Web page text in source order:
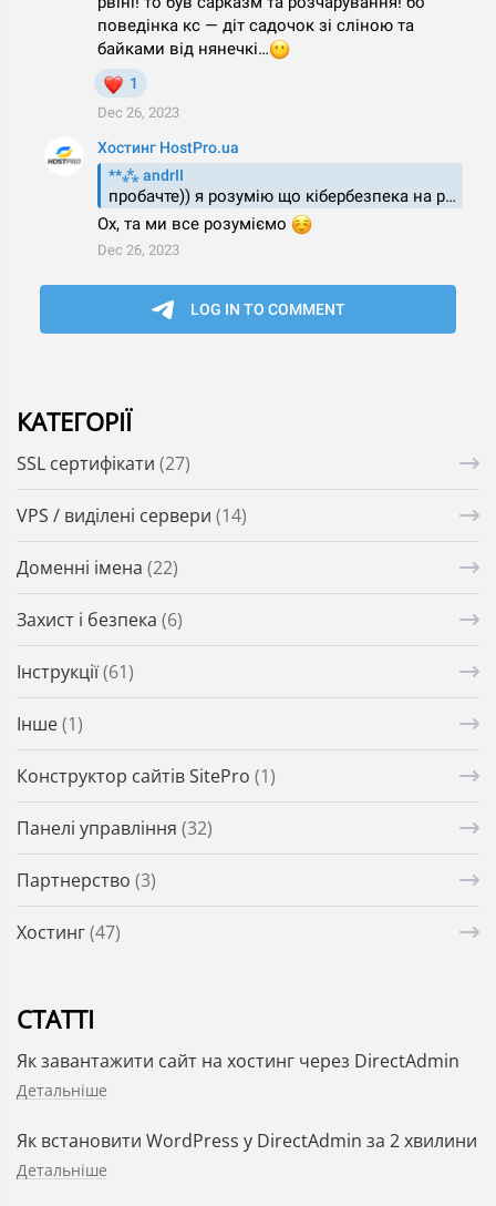
КАТЕГОРІЇ
SSL сертифікати (27)
VPS / виділені сервери (14)
Доменні імена (22)
Захист і безпека (6)
Інструкції(61)
Інше(1)
Конструктор сайтів SitePro (1)
Панелі управління (32)
Партнерство (3)
Хостинг(47)
СТАТТІ
Як завантажити сайт на хостинг через DirectAdmin
Детальніше
Як встановити WordPress у DirectAdmin за 2 хвилини
Детальніше